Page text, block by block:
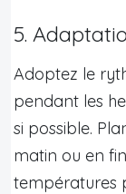
5.
Adoptez le
pendant les
si possible.
matin ou en
températures